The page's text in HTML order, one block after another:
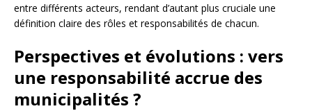
entre différents acteurs, rendant d’autant plus cruciale une
définition claire des rôles et responsabilités de chacun.
Perspectives et évolutions : vers
une responsabilité accrue des
municipalités ?